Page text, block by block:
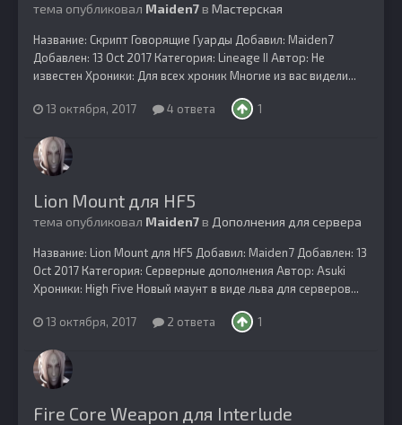
тема опубликовал Maiden7в Мастерская
Название: Скрипт Говорящие Гуарды Добавил: Maiden7
Добавлен: 13 Oct 2017 Категория: Lineage II Автор: Не
известен Хроники: Для всех хроник Многие из вас видели...
13 октября, 2017 4 ответа 1
Lion Mount для HF5
тема опубликовал Maiden7в Дополнения для сервера
Название: Lion Mount для HF5 Добавил: Maiden7 Добавлен: 13
Oct 2017 Категория: Серверные дополнения Автор: Asuki
Хроники: High Five Новый маунт в виде льва для серверов...
13 октября, 2017 2 ответа 1
Fire Core Weapon для Interlude